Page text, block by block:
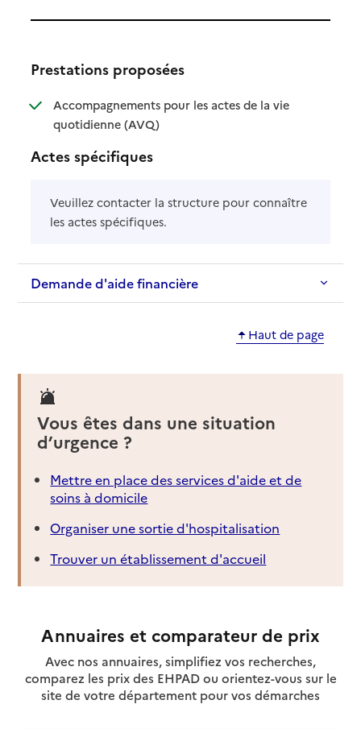
Prestations proposées
Accompagnements pour les actes de la vie
quotidienne (AVQ): disponible
: non disponible
Actes spécifiques
Veuillez contacter la structure pour connaître
les actes spécifiques.
Demande d'aide financière
Haut de page
Vous êtes dans une situation
d’urgence ?
Mettre en place des services d'aide et de
soins à domicile
Organiser une sortie d'hospitalisation
Trouver un établissement d'accueil
Annuaires et comparateur de prix
Avec nos annuaires, simplifiez vos recherches,
comparez les prix des EHPAD ou orientez-vous sur le
site de votre département pour vos démarches